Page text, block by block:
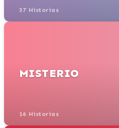
37 Historias
MISTERIO
16 Historias